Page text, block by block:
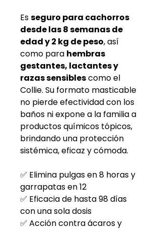
Esseguro para cachorros
desde las 8 semanas de
edad y 2 kg de peso, así
como para hembras
gestantes, lactantes y
razas sensiblescomo el
Collie. Su formato masticable
no pierde efectividad con los
baños ni expone a la familia a
productos químicos tópicos,
brindando una protección
sistémica, eficaz y cómoda.
✅ Elimina pulgas en 8 horas y
garrapatas en 12
✅ Eficacia de hasta 98 días
con una sola dosis
✅ Acción contra ácaros y